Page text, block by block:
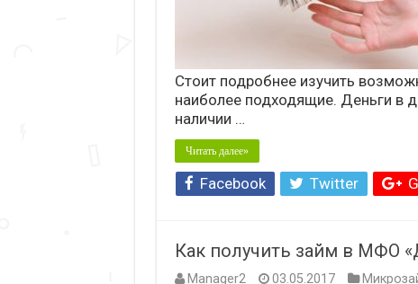
Стоит подробнее изучить
наиболее подходящие. Деньги в
наличии …
Читать далее»
Facebook Twitter
Как получить займ в МФО
Manager2 03.05.2017